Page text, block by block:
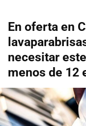
En oferta en
necesitar
menos de 12